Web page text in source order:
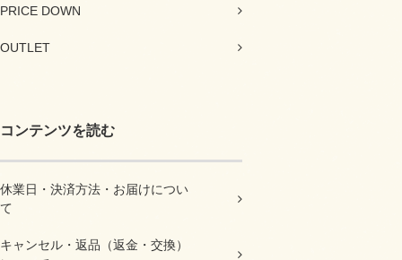
PRICE DOWN
OUTLET
コンテンツを読む
休業日・決済方法・お届けについ
て
キャンセル・返品（返金・交換）